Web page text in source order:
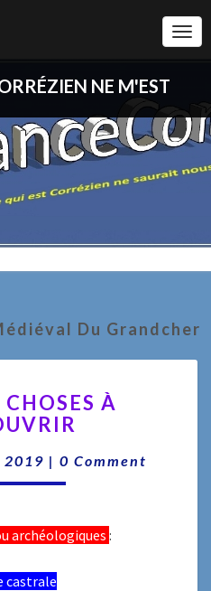
NE M'EST
Du Grandcher
:
DES
À
DÉCOUVRIR
À
2019 | Comments
0 Comment
archéologiques :
castrale